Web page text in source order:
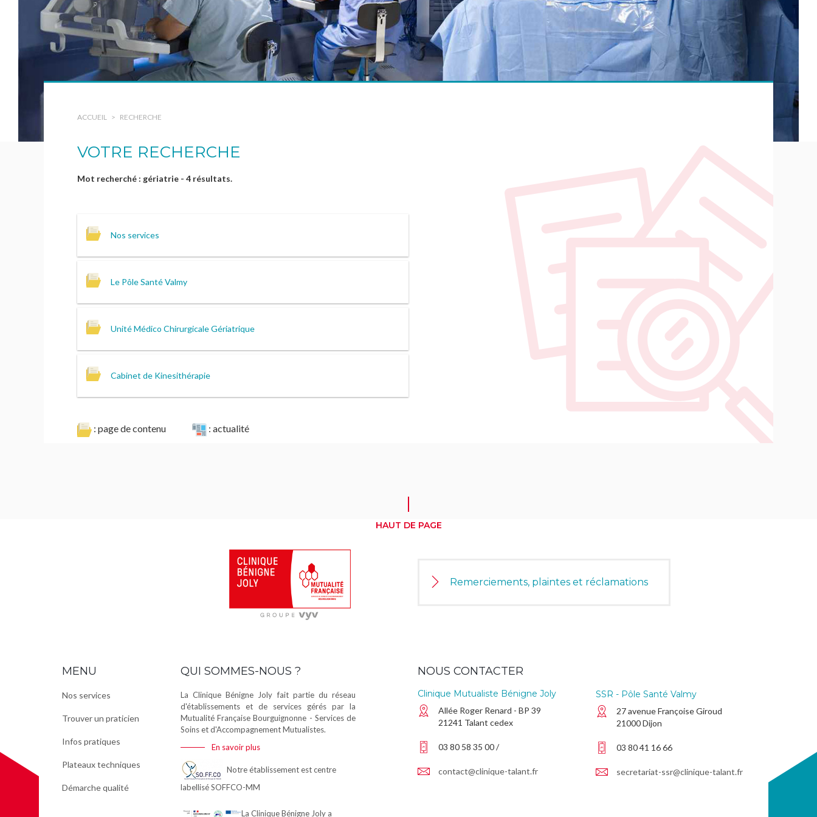
ACCUEIL RECHERCHE
VOTRE RECHERCHE
Mot recherché : gériatrie - 4 résultats.
Nos services
Le Pôle Santé Valmy
Unité Médico Chirurgicale Gériatrique
Cabinet de Kinesithérapie
: page de contenu : actualité
HAUT DE PAGE
Remerciements, plaintes et réclamations
MENU
Nos services
Trouver un praticien
Infos pratiques
Plateaux techniques
Démarche qualité
QUI SOMMES-NOUS ?
La Clinique Bénigne Joly fait partie du réseau
d'établissements et de services gérés par la
Mutualité Française Bourguignonne - Services de
Soins et d'Accompagnement Mutualistes.
En savoir plus
Notre établissement est centre
labelliséSOFFCO-MM
La Clinique Bénigne Joly a
NOUS CONTACTER
Clinique Mutualiste Bénigne Joly
Allée Roger Renard - BP 39
21241 Talant cedex
03 80 58 35 00 /
contact@clinique-talant.fr
SSR - Pôle Santé Valmy
27 avenue Françoise Giroud
21000 Dijon
03 80 41 16 66
secretariat-ssr@clinique-talant.fr